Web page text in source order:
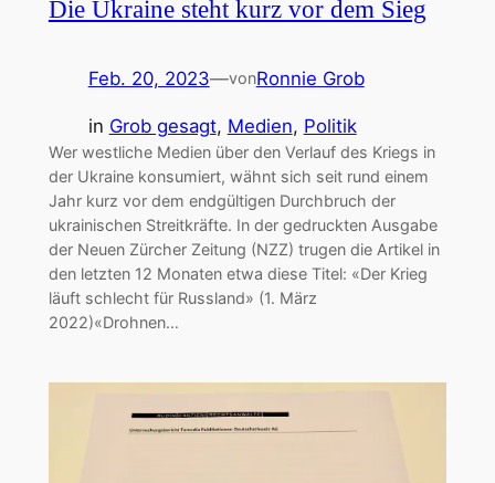
Die Ukraine steht kurz vor dem Sieg
Feb. 20, 2023—vonRonnie Grob
in Grob gesagt, Medien, Politik
Wer westliche Medien über den Verlauf des Kriegs in
der Ukraine konsumiert, wähnt sich seit rund einem
Jahr kurz vor dem endgültigen Durchbruch der
ukrainischen Streitkräfte. In der gedruckten Ausgabe
der Neuen Zürcher Zeitung (NZZ) trugen die Artikel in
den letzten 12 Monaten etwa diese Titel: «Der Krieg
läuft schlecht für Russland» (1. März
2022)«Drohnen…